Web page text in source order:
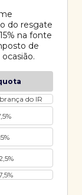
do resgate
na fonte
de
do IR